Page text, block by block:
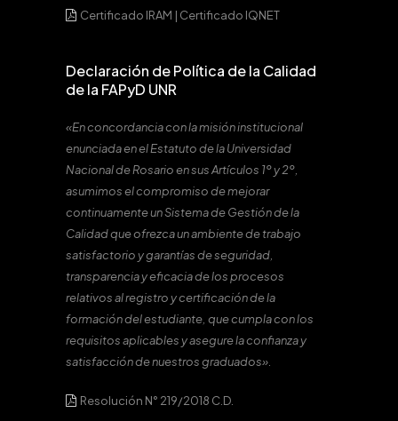
Certificado IRAM | Certificado IQNET
Declaración de Política de la Calidad
de la FAPyD UNR
«En concordancia con la misión institucional
enunciada en el Estatuto de la Universidad
Nacional de Rosario en sus Artículos 1º y 2º,
asumimos el compromiso de mejorar
continuamente un Sistema de Gestión de la
Calidad que ofrezca un ambiente de trabajo
satisfactorio y garantías de seguridad,
transparencia y eficacia de los procesos
relativos al registro y certificación de la
formación del estudiante, que cumpla con los
requisitos aplicables y asegure la confianza y
satisfacción de nuestros graduados».
Resolución N° 219/2018 C.D.